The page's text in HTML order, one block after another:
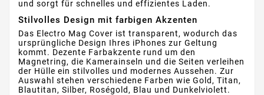
und sorgt für schnelles und effizientes Laden.
Stilvolles Design mit farbigen Akzenten
Das Electro Mag Cover ist transparent, wodurch das
ursprüngliche Design Ihres iPhones zur Geltung
kommt. Dezente Farbakzente rund um den
Magnetring, die Kamerainseln und die Seiten verleihen
der Hülle ein stilvolles und modernes Aussehen. Zur
Auswahl stehen verschiedene Farben wie Gold, Titan,
Blautitan, Silber, Roségold, Blau und Dunkelviolett.